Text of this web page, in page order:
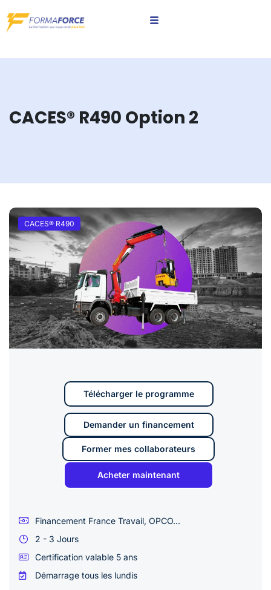
CACES® R490 Option 2
CACES® R490
Télécharger le programme
Demander un financement
Former mes collaborateurs
Acheter maintenant
Financement France Travail, OPCO...
2 - 3 Jours
Certification valable 5 ans
Démarrage tous les lundis